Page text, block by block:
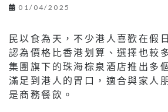
01/04/2025
民以食為天，不少港人喜歡在假
認為價格比香港划算、選擇也較
集團旗下的珠海棕泉酒店推出多
滿足到港人的胃口，適合與家人
是商務餐飲。